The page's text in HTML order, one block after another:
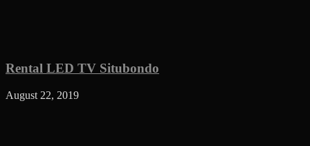
Rental LED TV Situbondo
August 22, 2019